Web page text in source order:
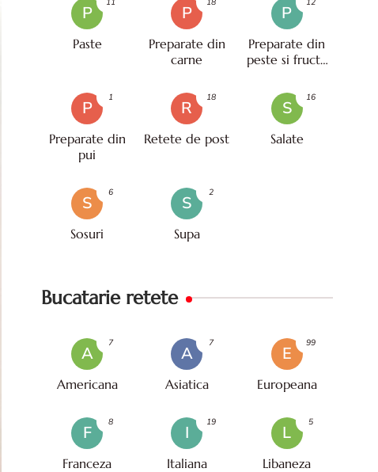
P
Paste
P
Preparate din
carne
P
Preparate din
peste si fructe
P
Preparate din
pui
1
R
Retete de post
18
S
Salate
16
S
Sosuri
6
S
Supa
2
Bucatarie retete
A
Americana
7
A
Asiatica
7
E
Europeana
99
F
Franceza
8
I
Italiana
19
L
Libaneza
5